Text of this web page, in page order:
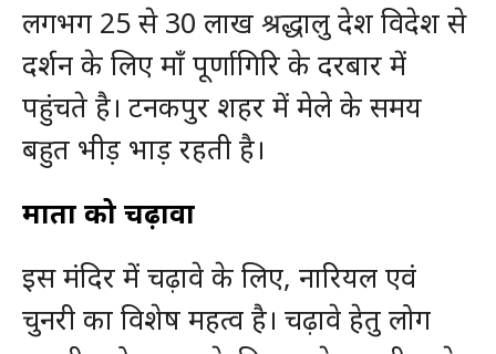
लगभग 25 से 30 लाख श्रद्धालु देश विदेश से
दर्शन के लिए माँ पूर्णागिरि के दरबार में
पहुंचते है। टनकपुर शहर में मेले के समय
बहुत भीड़ भाड़ रहती है।
माता को चढ़ावा
इस मंदिर में चढ़ावे के लिए, नारियल एवं
चुनरी का विशेष महत्व है। चढ़ावे हेतु लोग